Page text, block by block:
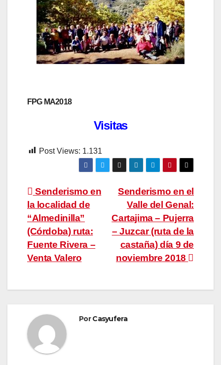
FPG MA2018
Visitas
Post Views: 1.131
Navegación
de
entradas
Senderismo en el
Valle del Genal:
Cartajima – Pujerra
– Juzcar (ruta de la
castaña) día 9 de
noviembre 2018
Senderismo en
la localidad de
“Almedinilla”
(Córdoba) ruta:
Fuente Rivera –
Venta Valero
PorCasyufera